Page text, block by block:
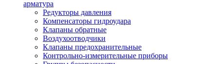
арматура
Редукторы давления
Компенсаторы гидроудара
Клапаны обратные
Воздухоотводчики
Клапаны предохранительные
Контрольно-измерительные приборы